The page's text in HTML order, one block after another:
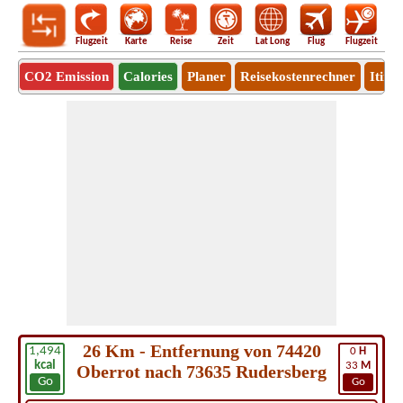
Flugzeit Karte Reise Zeit Lat Long Flug Flugzeit
CO2 Emission Calories Planer Reisekostenrechner
1,494
kcal
Go
0 H
33 M
Go
26 Km - Entfernung von 74420
Oberrot nach 73635 Rudersberg